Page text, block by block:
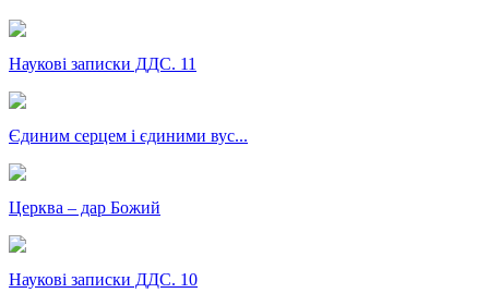
Наукові записки ДДС. 11
Єдиним серцем і єдиними вус...
Церква – дар Божий
Наукові записки ДДС. 10